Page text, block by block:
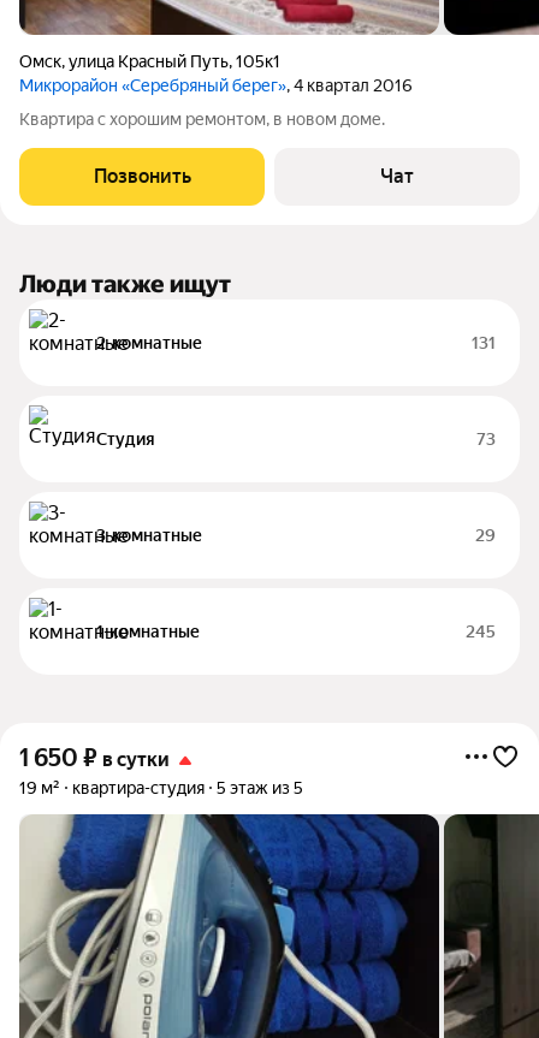
Омск,улица Красный Путь,105к1
Микрорайон «Серебряный берег», 4 квартал 2016
Квартира с хорошим ремонтом, в новом доме.
Позвонить Чат
Люди также ищут
2-комнатные 131
Студия 73
3-комнатные 29
1-комнатные 245
1 650 ₽ в сутки
19 м² квартира-студия 5 этаж из 5